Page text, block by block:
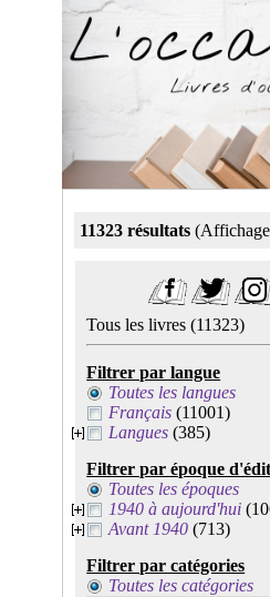
11323 résultats
Tous les livres(11323)
Filtrer par langue
Toutes les langues
Français (11001)
Langues (385)
Filtrer par époque
Toutes les époques
1940 à aujourd'hui
Avant 1940 (713)
Filtrer par catégories
Toutes les catégories